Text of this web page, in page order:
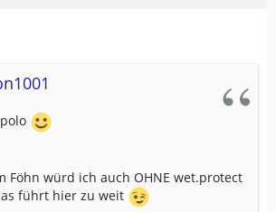
Föhn würd ich auch OHNE wet.protect
führt hier zu weit